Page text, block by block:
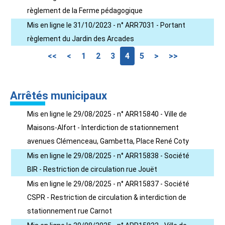
règlement de la Ferme pédagogique
Mis en ligne le 31/10/2023 - n° ARR7031 - Portant
règlement du Jardin des Arcades
<< < 1 2 3 4 5 > >>
Arrêtés municipaux
Mis en ligne le 29/08/2025 - n° ARR15840 - Ville de
Maisons-Alfort - Interdiction de stationnement
avenues Clémenceau, Gambetta, Place René Coty
Mis en ligne le 29/08/2025 - n° ARR15838 - Société
BIR - Restriction de circulation rue Jouët
Mis en ligne le 29/08/2025 - n° ARR15837 - Société
CSPR - Restriction de circulation & interdiction de
stationnement rue Carnot